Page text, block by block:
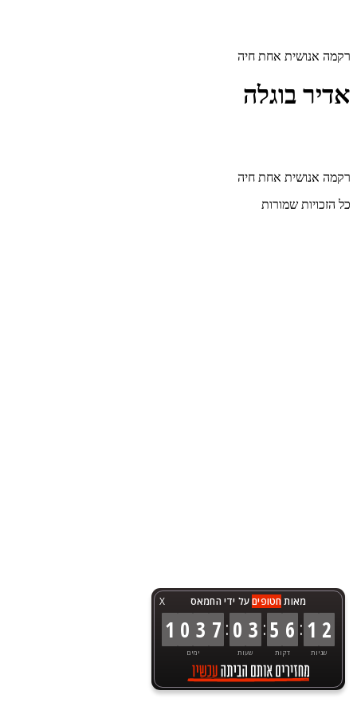
X מאותחטופיםעל ידי החמאס
1 0 3 7
ימים
: 0 3
שעות
:5 6
דקות
: 1 2
שניות
רקמה אנושית אחת חיה
אדיר בוגלה
רקמה אנושית אחת חיה
כל הזכויות שמורות